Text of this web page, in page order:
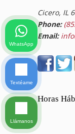
Cicero, IL
Phone:
Email:
Horas
WhatsApp
Textéame
Llámanos